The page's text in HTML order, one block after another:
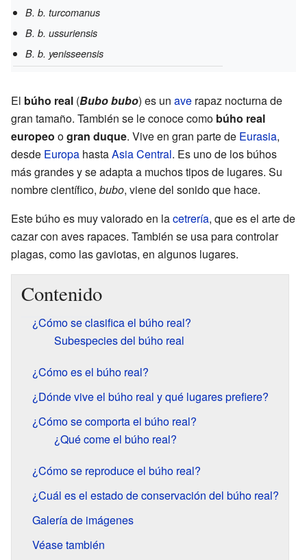
B. b. turcomanus
B. b. ussuriensis
B. b. yenisseensis
El búho real (Bubo bubo) es un ave rapaz nocturna de
gran tamaño. También se le conoce como búho real
europeo ogran duque. Vive en gran parte de Eurasia,
desde Europa hastaAsia Central. Es uno de los búhos
más grandes y se adapta a muchos tipos de lugares. Su
nombre científico, bubo, viene del sonido que hace.
Este búho es muy valorado en lacetrería, que es el arte de
cazar con aves rapaces. También se usa para controlar
plagas, como las gaviotas, en algunos lugares.
Contenido
¿Cómo se clasifica el búho real?
Subespecies del búho real
¿Cómo es el búho real?
¿Dónde vive el búho real y qué lugares prefiere?
¿Cómo se comporta el búho real?
¿Qué come el búho real?
¿Cómo se reproduce el búho real?
¿Cuál es el estado de conservación del búho real?
Galería de imágenes
Véase también